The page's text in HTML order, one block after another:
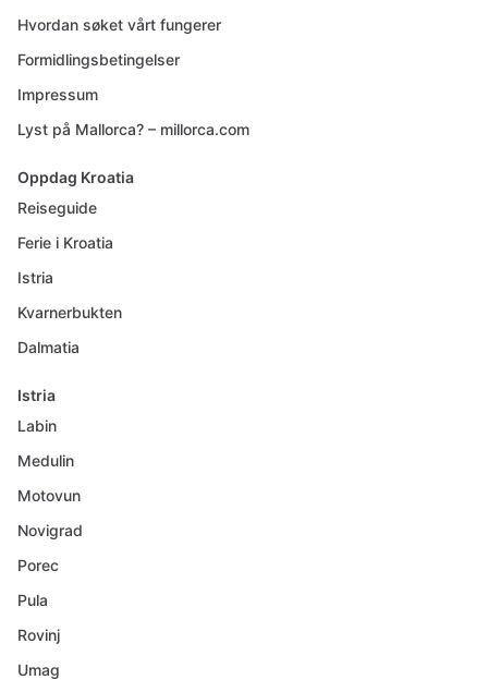
Hvordan søket vårt fungerer
Formidlingsbetingelser
Impressum
Lyst på Mallorca? – millorca.com
Oppdag Kroatia
Reiseguide
Ferie i Kroatia
Istria
Kvarnerbukten
Dalmatia
Istria
Labin
Medulin
Motovun
Novigrad
Porec
Pula
Rovinj
Umag